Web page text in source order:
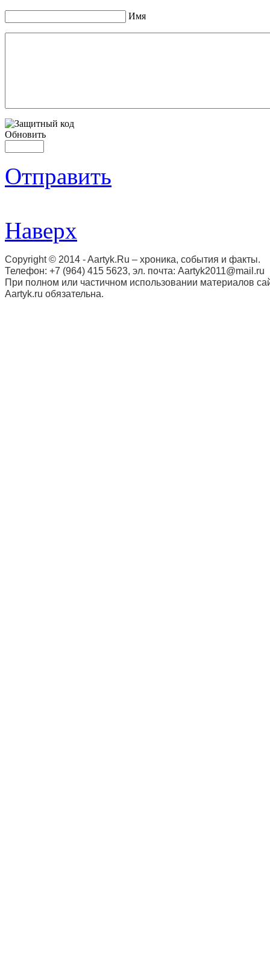
Имя
Обновить
Отправить
Наверх
Copyright © 2014 - Aartyk.Ru – хроника, события и факты.
Телефон: +7 (964) 415 5623, эл. почта: Aartyk2011@mail.ru
При полном или частичном использовании материалов
Aartyk.ru oбязательна.